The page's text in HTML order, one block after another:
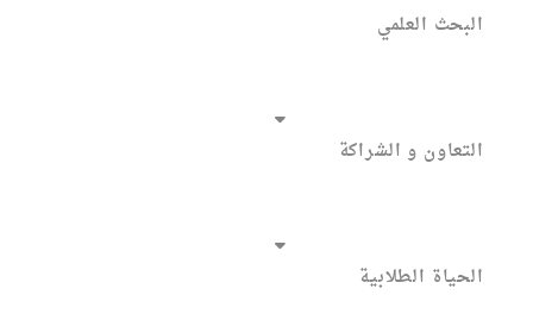
البحث العلمي
التعاون و الشراكة
الحياة الطلابية